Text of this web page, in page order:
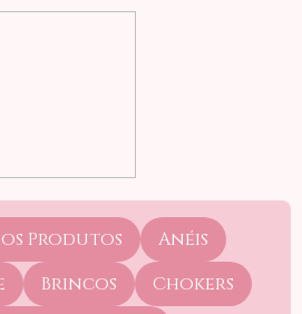
Produtos
Anéis
Brincos
Chokers